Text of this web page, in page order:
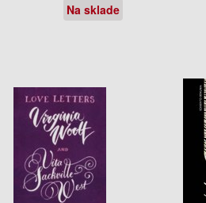
Na sklade